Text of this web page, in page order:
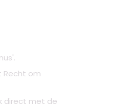
Recht om
direct met de